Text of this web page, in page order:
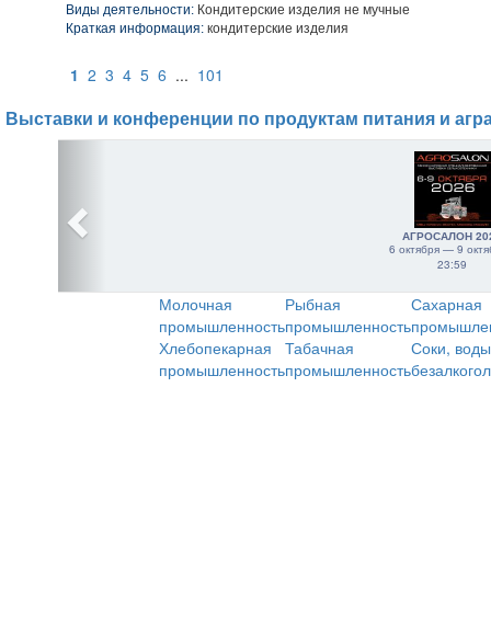
Виды деятельности: Кондитерские изделия не мучные
Краткая информация: кондитерские изделия
1 2 3 4 5 6 ... 101
Выставки и конференции по продуктам питания и
АГРОСАЛОН
6 октября — 9
23:59
Молочная
промышленность
Рыбная
промышленность
Сахарная
Хлебопекарная
промышленность
Табачная
промышленность
Соки,